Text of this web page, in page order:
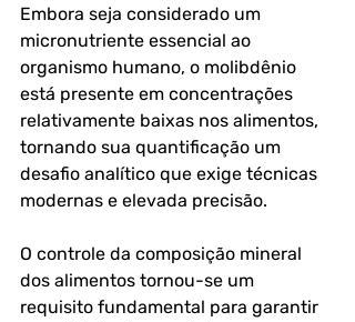
Embora seja considerado um
micronutriente essencial ao
organismo humano, o molibdênio
está presente em concentrações
relativamente baixas nos alimentos,
tornando sua quantificação um
desafio analítico que exige técnicas
modernas e elevada precisão.
O controle da composição mineral
dos alimentos tornou-se um
requisito fundamental para garantir